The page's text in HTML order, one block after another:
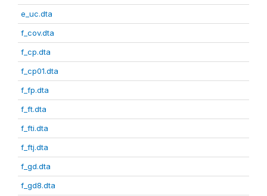
e_uc.dta
f_cov.dta
f_cp.dta
f_cp01.dta
f_fp.dta
f_ft.dta
f_fti.dta
f_ftj.dta
f_gd.dta
f_gd8.dta